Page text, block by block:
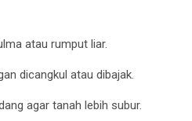
atau rumput liar.
dicangkul atau dibajak.
agar tanah lebih subur.